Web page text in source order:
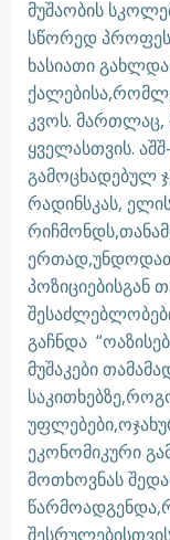
მუშაობის
სწორედ
ხასიათი
კვოს. მართლაც,
ყველასთვის.
გამოცხადებულ
რადინსკას,
ერთად,უნდოდათ
პოზიციებისგან
გაჩნდა
მუშაკები
ეკონომიკური
მოთხოვნას